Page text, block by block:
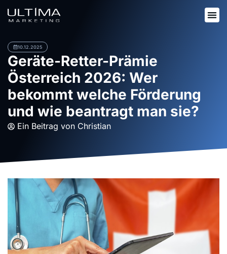
10.12.2025
Geräte-Retter-Prämie
Österreich 2026: Wer
bekommt welche Förderung
und wie beantragt man sie?
Ein Beitrag von Christian